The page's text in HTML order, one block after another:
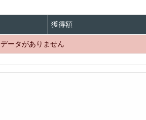
獲得額
データがありません